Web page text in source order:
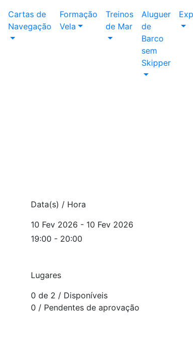
Cartas de
Navegação
Formação
Vela
Treinos
de Mar
Aluguer
de
Barco
sem
Skipper
Data(s) / Hora
10 Fev 2026 - 10 Fev 2026
19:00 - 20:00
Lugares
0 de 2 / Disponíveis
0 / Pendentes de aprovação